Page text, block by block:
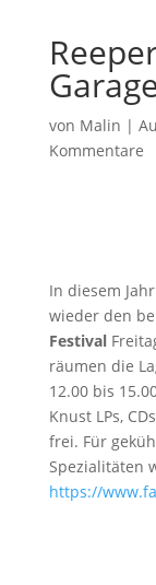
von Malin |
Kommentare
In diesem
wieder den
Festival
räumen die
12.00 bis
Knust LPs,
frei. Für
Spezialitäten
https://